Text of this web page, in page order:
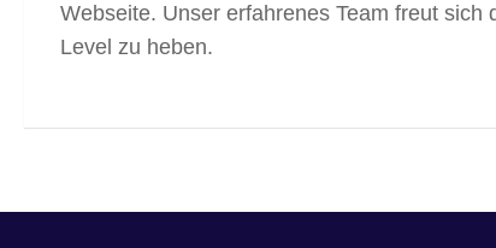
Webseite. Unser erfahrenes Team freut
Level zu heben.